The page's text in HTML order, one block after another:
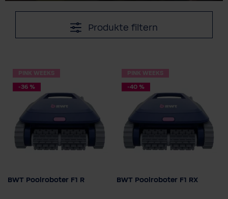
Produkte filtern
PINK WEEKS
-36 %
Modell
BWT Poolroboter F1 R
PINK WEEKS
-40 %
Modell
BWT Poolroboter F1 RX